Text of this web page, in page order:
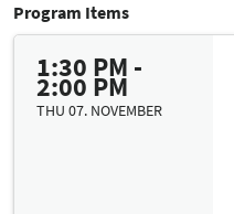
Program Items
1:30 PM -
2:00 PM
THU 07. NOVEMBER